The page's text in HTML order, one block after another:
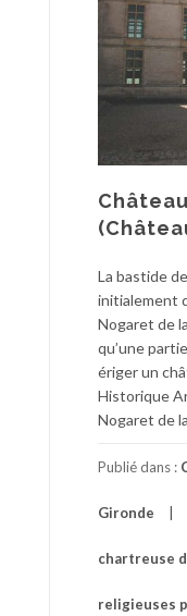
La bastide
initialement
Nogaret de
qu’une
ériger un
Historique
Nogaret de
Publié dans :
Gironde
chartreuse
religieuses